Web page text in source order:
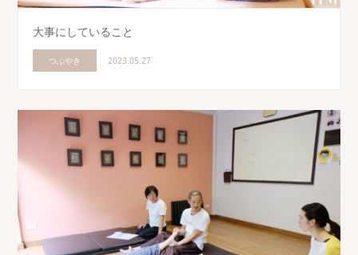
大事にしていること
つぶやき 2023.05.27